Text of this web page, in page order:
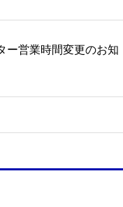
ー営業時間変更のお知